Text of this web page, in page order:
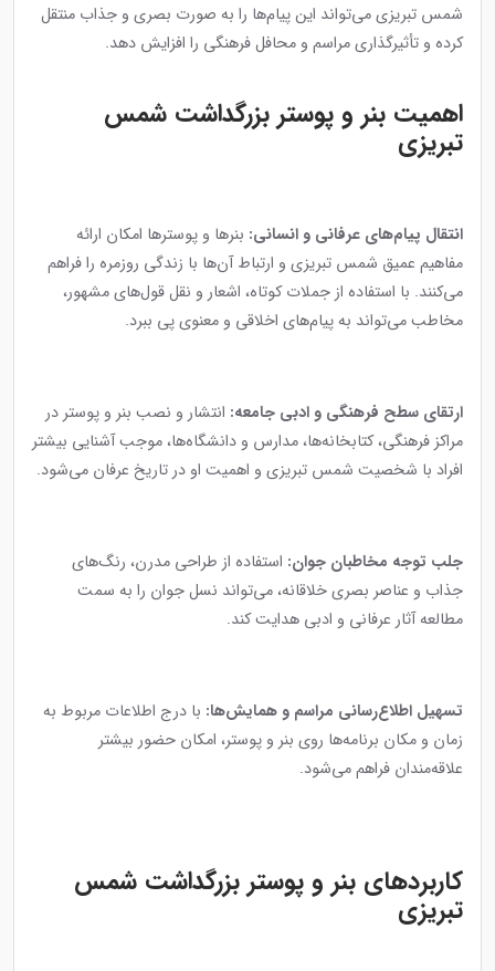
شمس تبریزی می‌تواند این پیام‌ها را به صورت بصری و جذاب منتقل
کرده و تأثیرگذاری مراسم و محافل فرهنگی را افزایش دهد.
اهمیت بنر و پوستر بزرگداشت شمس
تبریزی
انتقال پیام‌های عرفانی و انسانی: بنرها و پوسترها امکان ارائه
مفاهیم عمیق شمس تبریزی و ارتباط آن‌ها با زندگی روزمره را فراهم
می‌کنند. با استفاده از جملات کوتاه، اشعار و نقل قول‌های مشهور،
مخاطب می‌تواند به پیام‌های اخلاقی و معنوی پی ببرد.
ارتقای سطح فرهنگی و ادبی جامعه: انتشار و نصب بنر و پوستر در
مراکز فرهنگی، کتابخانه‌ها، مدارس و دانشگاه‌ها، موجب آشنایی بیشتر
افراد با شخصیت شمس تبریزی و اهمیت او در تاریخ عرفان می‌شود.
جلب توجه مخاطبان جوان: استفاده از طراحی مدرن، رنگ‌های
جذاب و عناصر بصری خلاقانه، می‌تواند نسل جوان را به سمت
مطالعه آثار عرفانی و ادبی هدایت کند.
تسهیل اطلاع‌رسانی مراسم و همایش‌ها: با درج اطلاعات مربوط به
زمان و مکان برنامه‌ها روی بنر و پوستر، امکان حضور بیشتر
علاقه‌مندان فراهم می‌شود.
کاربردهای بنر و پوستر بزرگداشت شمس
تبریزی